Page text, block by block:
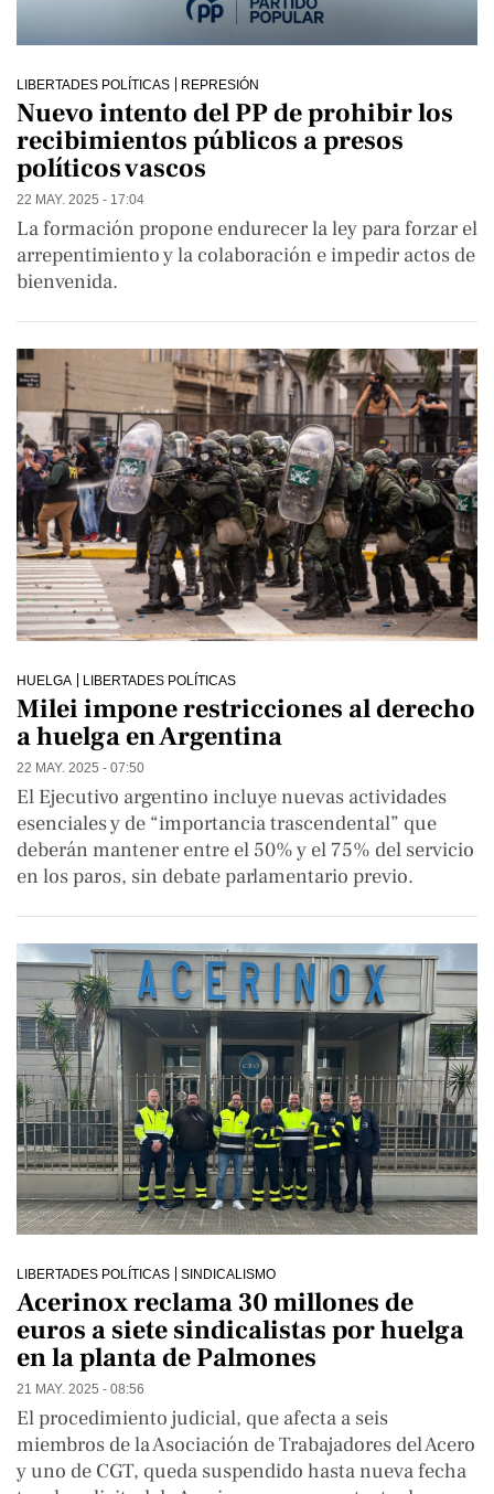
LIBERTADES POLÍTICAS REPRESIÓN
Nuevo intento del PP de prohibir los
recibimientos públicos a presos
políticos vascos
22 MAY. 2025 - 17:04
La formación propone endurecer la ley para forzar el
arrepentimiento y la colaboración e impedir actos de
bienvenida.
HUELGA LIBERTADES POLÍTICAS
Milei impone restricciones al derecho
a huelga en Argentina
22 MAY. 2025 - 07:50
El Ejecutivo argentino incluye nuevas actividades
esenciales y de “importancia trascendental” que
deberán mantener entre el 50% y el 75% del servicio
en los paros, sin debate parlamentario previo.
LIBERTADES POLÍTICAS SINDICALISMO
Acerinox reclama 30 millones de
euros a siete sindicalistas por huelga
en la planta de Palmones
21 MAY. 2025 - 08:56
El procedimiento judicial, que afecta a seis
miembros de la Asociación de Trabajadores del Acero
y uno de CGT, queda suspendido hasta nueva fecha